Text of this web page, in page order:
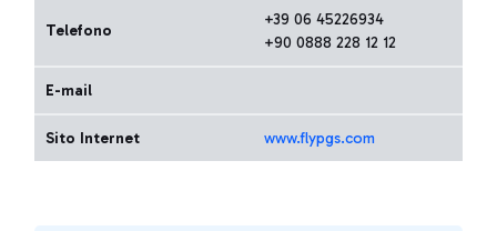
Telefono
+39 06 45226934
+90 0888 228 12 12
E-mail
Sito Internet www.flypgs.com